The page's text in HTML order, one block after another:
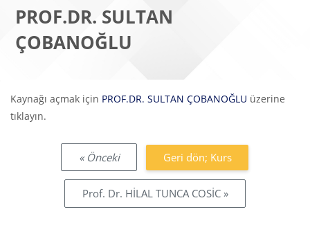
PROF.DR. SULTAN
ÇOBANOĞLU
Tamamlama Gereklilikleri
Kaynağı açmak için PROF.DR. SULTAN ÇOBANOĞLU üzerine
tıklayın.
« Önceki Geri dön; Kurs
Prof. Dr. HİLAL TUNCA COSİC »